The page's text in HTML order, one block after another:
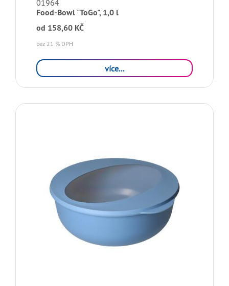
01964
Food-Bowl "ToGo", 1,0 l
od 158,60 KČ
bez 21 % DPH
více...